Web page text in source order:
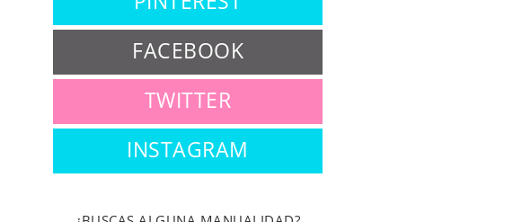
FACEBOOK
TWITTER
INSTAGRAM